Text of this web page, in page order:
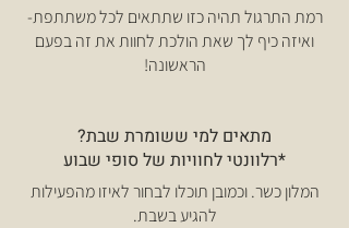
רמת התרגול תהיה כזו שתתאים לכל משתתפת-
ואיזה כיף לך שאת הולכת לחוות את זה בפעם
הראשונה!
מתאים למי ששומרת שבת?
*רלוונטי לחוויות של סופי שבוע
המלון כשר. וכמובן תוכלו לבחור לאיזו מהפעילות
להגיע בשבת.